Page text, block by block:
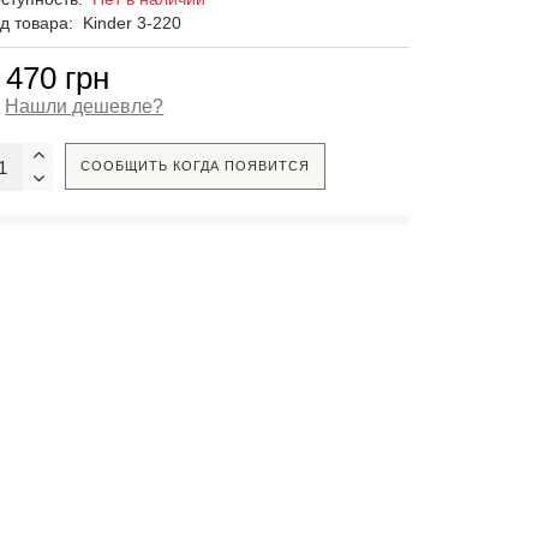
товара:
Kinder 3-220
грн
Нашли дешевле?
СООБЩИТЬ КОГДА ПОЯВИТСЯ